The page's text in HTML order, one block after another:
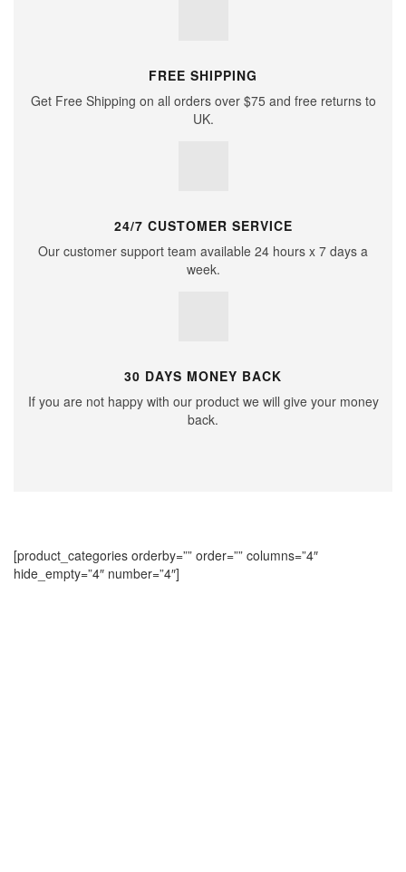
FREE SHIPPING
Get Free Shipping on all orders over $75 and free returns to
UK.
24/7 CUSTOMER SERVICE
Our customer support team available 24 hours x 7 days a
week.
30 DAYS MONEY BACK
If you are not happy with our product we will give your money
back.
[product_categories orderby=”” order=”” columns=”4″
hide_empty=”4″ number=”4″]